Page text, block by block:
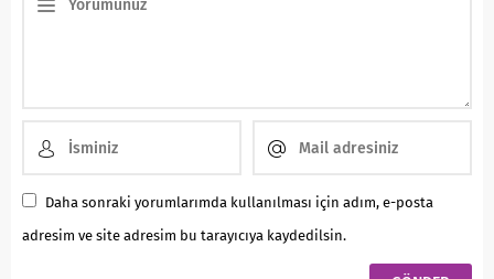
Daha sonraki yorumlarımda kullanılması için adım, e-posta
adresim ve site adresim bu tarayıcıya kaydedilsin.